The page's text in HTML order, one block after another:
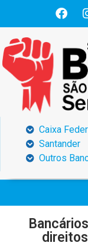
Caixa
Santander
Outros